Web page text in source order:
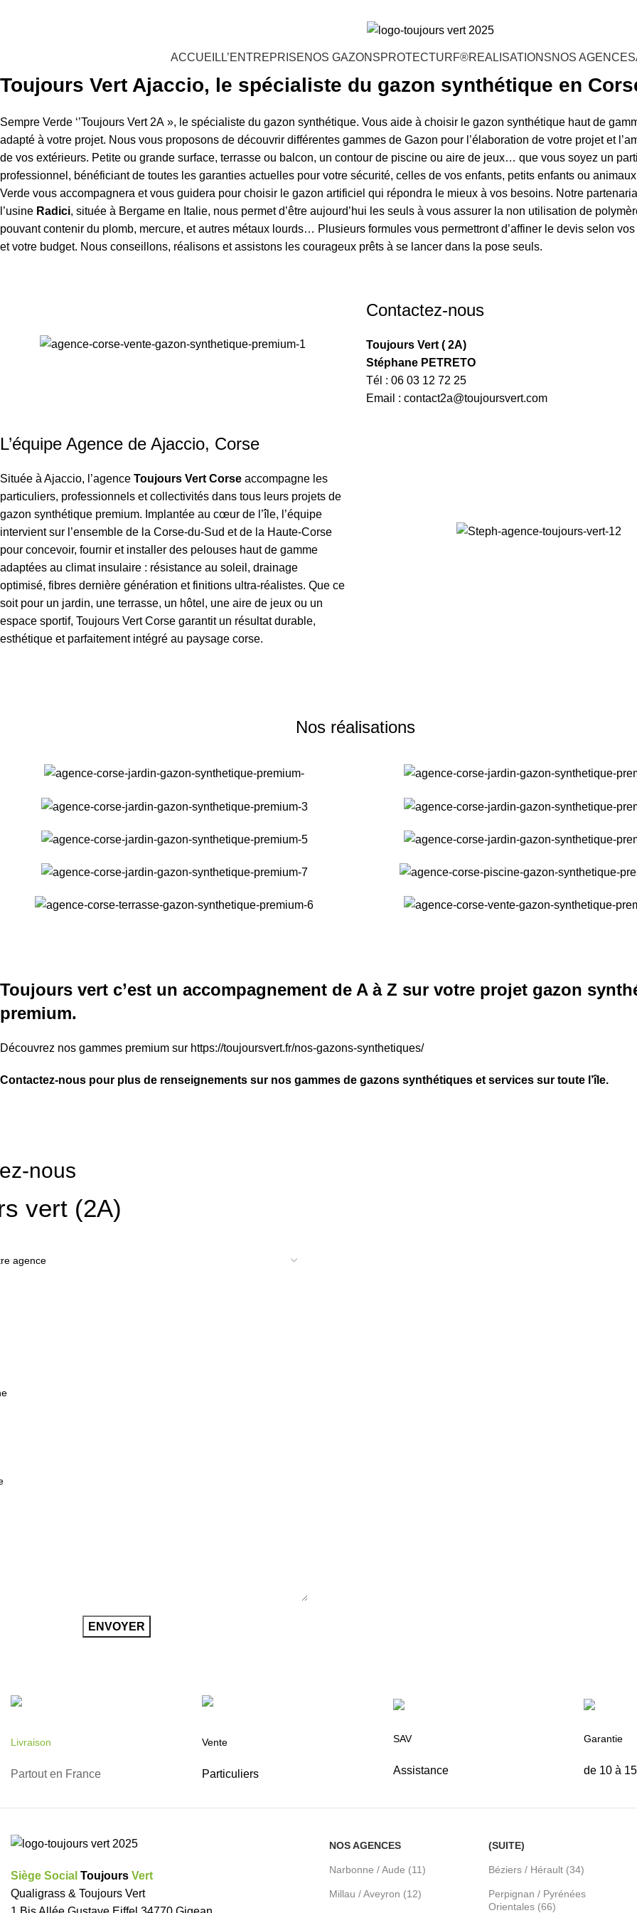
ACCUEIL L’ENTREPRISENOS GAZONSPROTECTURF®REALISATIONSNOS AGENCES
Toujours Vert Ajaccio, le spécialiste du gazon synthétique en
Sempre Verde ‘’Toujours Vert 2A », le spécialiste du gazon synthétique. Vous aide à choisir le gazon synthétique haut de
adapté à votre projet. Nous vous proposons de découvrir différentes gammes de Gazon pour l’élaboration de votre projet et
de vos extérieurs. Petite ou grande surface, terrasse ou balcon, un contour de piscine ou aire de jeux… que vous soyez un
professionnel, bénéficiant de toutes les garanties actuelles pour votre sécurité, celles de vos enfants, petits enfants ou
Verde vous accompagnera et vous guidera pour choisir le gazon artificiel qui répondra le mieux à vos besoins. Notre
l’usine Radici, située à Bergame en Italie, nous permet d’être aujourd’hui les seuls à vous assurer la non utilisation de
pouvant contenir du plomb, mercure, et autres métaux lourds… Plusieurs formules vous permettront d’affiner le devis selon
et votre budget. Nous conseillons, réalisons et assistons les courageux prêts à se lancer dans la pose seuls.
Contactez-nous
Toujours Vert ( 2A)
Stéphane PETRETO
Tél : 06 03 12 72 25
Email :contact2a@toujoursvert.com
L’équipe Agence de Ajaccio, Corse
Située à Ajaccio, l’agence Toujours Vert Corse accompagne les
particuliers, professionnels et collectivités dans tous leurs projets de
gazon synthétique premium. Implantée au cœur de l’île, l’équipe
intervient sur l’ensemble de la Corse-du-Sud et de la Haute-Corse
pour concevoir, fournir et installer des pelouses haut de gamme
adaptées au climat insulaire : résistance au soleil, drainage
optimisé, fibres dernière génération et finitions ultra-réalistes. Que ce
soit pour un jardin, une terrasse, un hôtel, une aire de jeux ou un
espace sportif, Toujours Vert Corse garantit un résultat durable,
esthétique et parfaitement intégré au paysage corse.
Nos réalisations
Toujours vert c’est un accompagnement de A à Z sur votre projet gazon
premium.
Découvrez nos gammes premium sur https://toujoursvert.fr/nos-gazons-synthetiques/
Contactez-nous pour plus de renseignements sur nos gammes de gazons synthétiques et services sur toute l’île.
nous
vert (2A)
Livraison
Partout en France
Vente
Particuliers
SAV
Assistance
Garantie
de 10 à
Siège Social Toujours Vert
Qualigrass & Toujours Vert
NOS AGENCES
Narbonne / Aude (11)
Millau / Aveyron (12)
(SUITE)
Béziers / Hérault (34)
Perpignan / Pyrénées
Orientales (66)